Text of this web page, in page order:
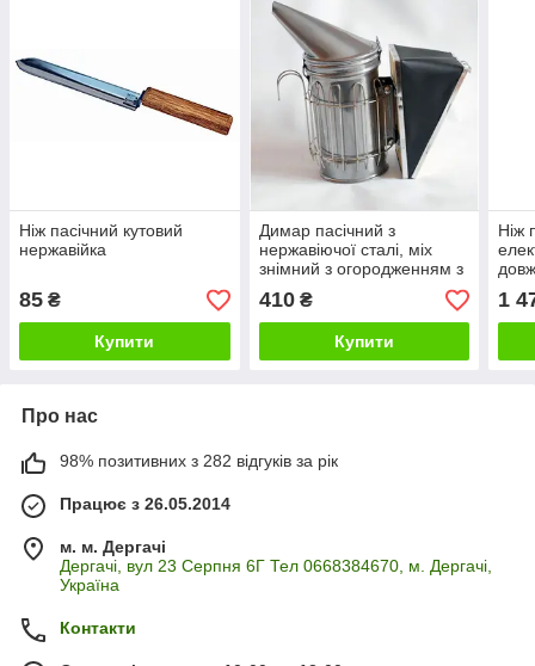
Ніж пасічний кутовий
нержавійка
85 ₴
Купити
Димар пасічний з
нержавіючої сталі, міх
знімний з огородженням з
прутка
410₴
Купити
Ніж
1
Про нас
98% позитивних з 282 відгуків за рік
Працює з 26.05.2014
м. м. Дергачі
Дергачі, вул 23 Серпня 6Г Тел 0668384670, м. Дергачі,
Україна
Контакти